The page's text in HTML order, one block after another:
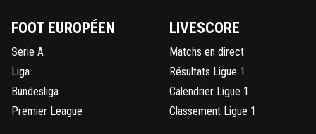
FOOT EUROPÉEN
Serie A
Liga
Bundesliga
Premier League
LIVESCORE
Matchs en direct
Résultats Ligue 1
Calendrier Ligue 1
Classement Ligue 1